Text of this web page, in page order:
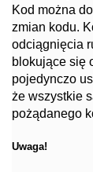
Kod można
zmian kodu.
odciągnięcia
blokujące się
pojedynczo
że wszystkie
pożądanego
Uwaga!